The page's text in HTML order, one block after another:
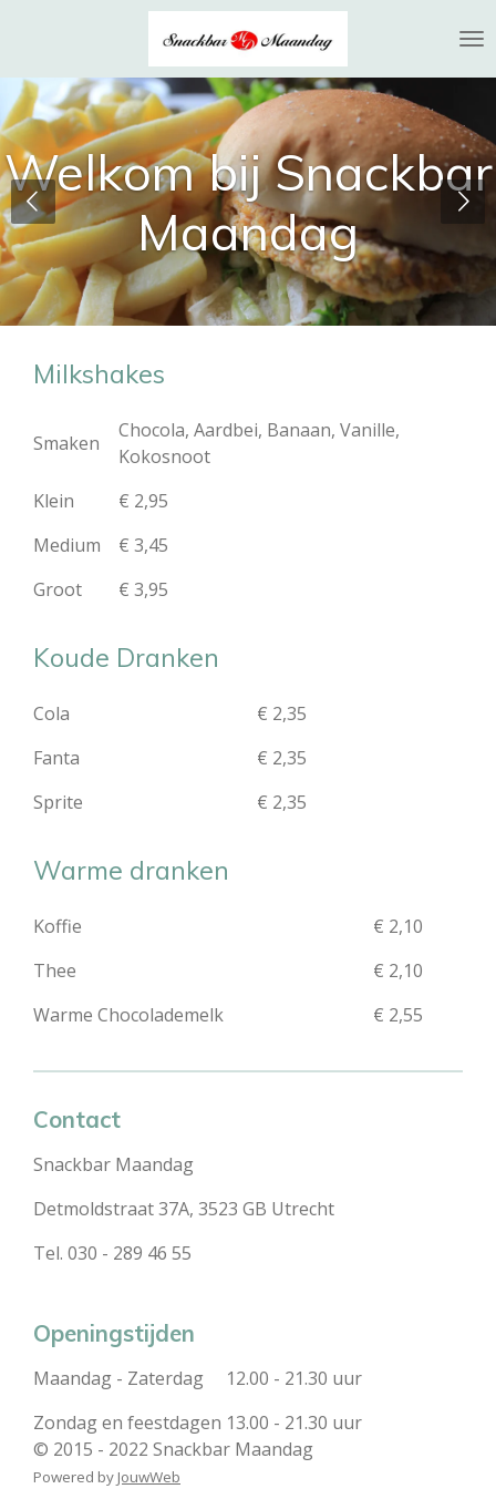
naar
de
hoofdinhoud
Welkom bij Snackbar
Maandag
Milkshakes
Smaken
Chocola, Aardbei, Banaan, Vanille,
Kokosnoot
Klein
€ 2,95
Medium
€ 3,45
Groot
€ 3,95
Koude Dranken
Cola
€ 2,35
Fanta
€ 2,35
Sprite
€ 2,35
Warme dranken
Koffie
€ 2,10
Thee
€ 2,10
Warme Chocolademelk
€ 2,55
Contact
Snackbar Maandag
Detmoldstraat 37A, 3523 GB Utrecht
Tel. 030 - 289 46 55
Openingstijden
Maandag - Zaterdag 12.00 - 21.30 uur
Zondag en feestdagen 13.00 - 21.30 uur
© 2015 - 2022 Snackbar Maandag
Powered by JouwWeb